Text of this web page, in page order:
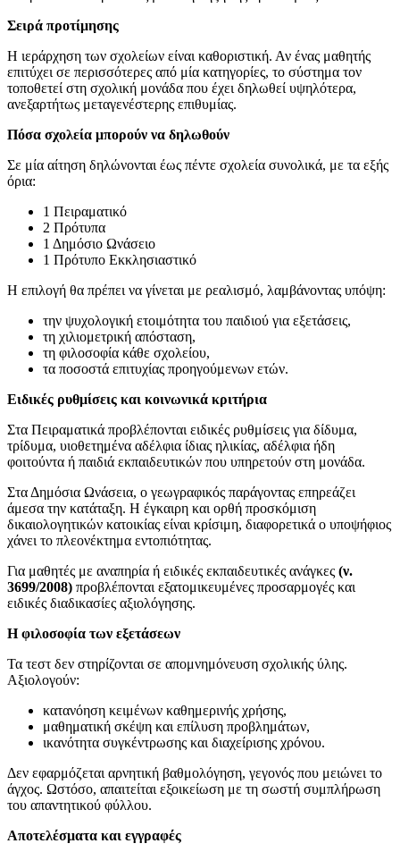
Σειρά προτίμησης
Η ιεράρχηση των σχολείων είναι καθοριστική. Αν ένας μαθητής
επιτύχει σε περισσότερες από μία κατηγορίες, το σύστημα τον
τοποθετεί στη σχολική μονάδα που έχει δηλωθεί υψηλότερα,
ανεξαρτήτως μεταγενέστερης επιθυμίας.
Πόσα σχολεία μπορούν να δηλωθούν
Σε μία αίτηση δηλώνονται έως πέντε σχολεία συνολικά, με τα εξής
όρια:
1 Πειραματικό
2 Πρότυπα
1 Δημόσιο Ωνάσειο
1 Πρότυπο Εκκλησιαστικό
Η επιλογή θα πρέπει να γίνεται με ρεαλισμό, λαμβάνοντας υπόψη:
την ψυχολογική ετοιμότητα του παιδιού για εξετάσεις,
τη χιλιομετρική απόσταση,
τη φιλοσοφία κάθε σχολείου,
τα ποσοστά επιτυχίας προηγούμενων ετών.
Ειδικές ρυθμίσεις και κοινωνικά κριτήρια
Στα Πειραματικά προβλέπονται ειδικές ρυθμίσεις για δίδυμα,
τρίδυμα, υιοθετημένα αδέλφια ίδιας ηλικίας, αδέλφια ήδη
φοιτούντα ή παιδιά εκπαιδευτικών που υπηρετούν στη μονάδα.
Στα Δημόσια Ωνάσεια, ο γεωγραφικός παράγοντας επηρεάζει
άμεσα την κατάταξη. Η έγκαιρη και ορθή προσκόμιση
δικαιολογητικών κατοικίας είναι κρίσιμη, διαφορετικά ο υποψήφιος
χάνει το πλεονέκτημα εντοπιότητας.
Για μαθητές με αναπηρία ή ειδικές εκπαιδευτικές ανάγκες (ν.
3699/2008) προβλέπονται εξατομικευμένες προσαρμογές και
ειδικές διαδικασίες αξιολόγησης.
Η φιλοσοφία των εξετάσεων
Τα τεστ δεν στηρίζονται σε απομνημόνευση σχολικής ύλης.
Αξιολογούν:
κατανόηση κειμένων καθημερινής χρήσης,
μαθηματική σκέψη και επίλυση προβλημάτων,
ικανότητα συγκέντρωσης και διαχείρισης χρόνου.
Δεν εφαρμόζεται αρνητική βαθμολόγηση, γεγονός που μειώνει το
άγχος. Ωστόσο, απαιτείται εξοικείωση με τη σωστή συμπλήρωση
του απαντητικού φύλλου.
Αποτελέσματα και εγγραφές